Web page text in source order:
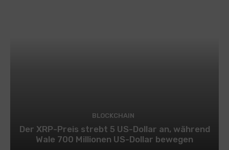
BLOCKCHAIN
Der XRP-Preis strebt 5 US-Dollar an, während
Wale 700 Millionen US-Dollar bewegen